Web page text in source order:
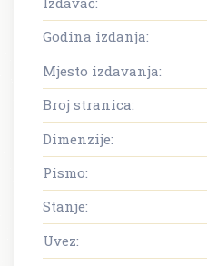
Godina izdanja:
Mjesto izdavanja:
Broj stranica:
Dimenzije:
Pismo:
Stanje:
Uvez: